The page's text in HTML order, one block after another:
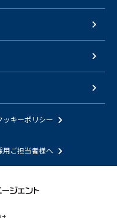
ッキーポリシー
用ご担当者様へ